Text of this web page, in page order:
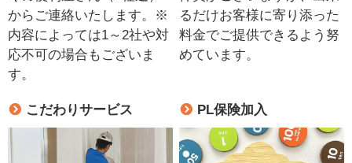
からご連絡いたします。※
内容によっては1～2社や対
応不可の場合もございま
す。
るだけお客様に寄り添った
料金でご提供できるよう努
めています。
こだわりサービス PL保険加入